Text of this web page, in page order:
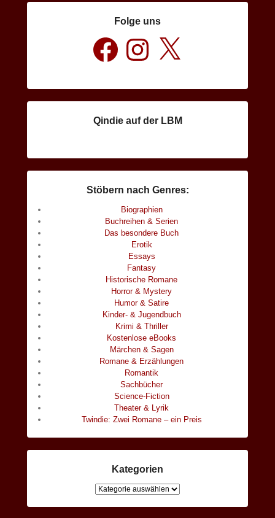
Folge uns
Facebook Instagram
Qindie auf der LBM
Stöbern nach Genres:
Biographien
Buchreihen & Serien
Das besondere Buch
Erotik
Essays
Fantasy
Historische Romane
Horror & Mystery
Humor & Satire
Kinder- & Jugendbuch
Krimi & Thriller
Kostenlose eBooks
Märchen & Sagen
Romane & Erzählungen
Romantik
Sachbücher
Science-Fiction
Theater & Lyrik
Twindie: Zwei Romane – ein Preis
Kategorien
Kategorien